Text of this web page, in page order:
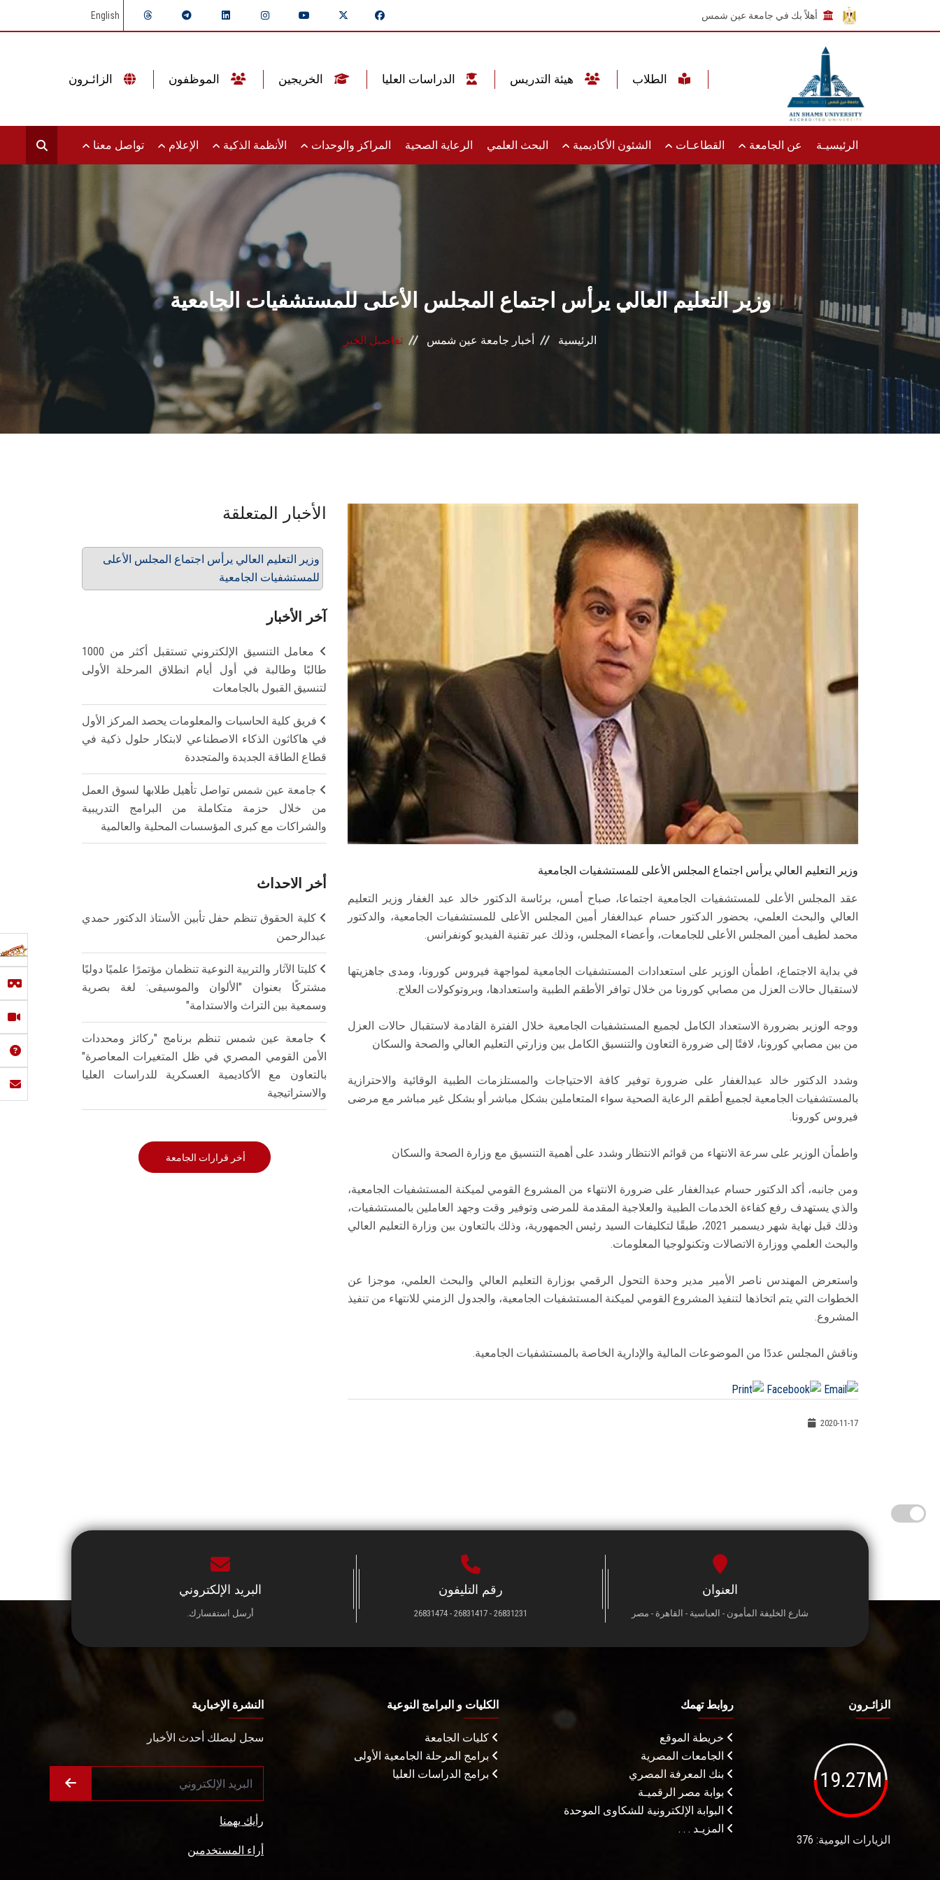
أهلاً بك في جامعة عين شمس English
الرئيسيـة عن الجامعة القطاعـات الشئون الأكاديمية البحث العلمي الرعاية الصحية المراكز والوحدات الأنظمة الذكية الإعلام تواصل معنا
وزير التعليم العالي يرأس اجتماع المجلس الأعلى للمستشفيات الجامعية
الرئيسية أخبار جامعة عين شمس تفاصيل الخبر
وزير التعليم العالي يرأس اجتماع المجلس الأعلى للمستشفيات الجامعية
عقد المجلس الأعلى للمستشفيات الجامعية اجتماعا، صباح أمس، برئاسة الدكتور خالد عبد الغفار وزير التعليم
العالي والبحث العلمي، بحضور الدكتور حسام عبدالغفار أمين المجلس الأعلى للمستشفيات الجامعية، والدكتور
محمد لطيف أمين المجلس الأعلى للجامعات، وأعضاء المجلس، وذلك عبر تقنية الفيديو كونفرانس.
في بداية الاجتماع، اطمأن الوزير على استعدادات المستشفيات الجامعية لمواجهة فيروس كورونا، ومدى جاهزيتها
لاستقبال حالات العزل من مصابي كورونا من خلال توافر الأطقم الطبية واستعدادها، وبروتوكولات العلاج.
ووجه الوزير بضرورة الاستعداد الكامل لجميع المستشفيات الجامعية خلال الفترة القادمة لاستقبال حالات العزل
من بين مصابي كورونا، لافتًا إلى ضرورة التعاون والتنسيق الكامل بين وزارتي التعليم العالي والصحة والسكان
وشدد الدكتور خالد عبدالغفار على ضرورة توفير كافة الاحتياجات والمستلزمات الطبية الوقائية والاحترازية
بالمستشفيات الجامعية لجميع أطقم الرعاية الصحية سواء المتعاملين بشكل مباشر أو بشكل غير مباشر مع مرضى
فيروس كورونا.
واطمأن الوزير على سرعة الانتهاء من قوائم الانتظار وشدد على أهمية التنسيق مع وزارة الصحة والسكان
ومن جانبه، أكد الدكتور حسام عبدالغفار على ضرورة الانتهاء من المشروع القومي لميكنة المستشفيات الجامعية،
والذي يستهدف رفع كفاءة الخدمات الطبية والعلاجية المقدمة للمرضى وتوفير وقت وجهد العاملين بالمستشفيات،
وذلك قبل نهاية شهر ديسمبر 2021، طبقًا لتكليفات السيد رئيس الجمهورية، وذلك بالتعاون بين وزارة التعليم العالي
والبحث العلمي ووزارة الاتصالات وتكنولوجيا المعلومات.
واستعرض المهندس ناصر الأمير مدير وحدة التحول الرقمي بوزارة التعليم العالي والبحث العلمي، موجزا عن
الخطوات التي يتم اتخاذها لتنفيذ المشروع القومي لميكنة المستشفيات الجامعية، والجدول الزمني للانتهاء من تنفيذ
المشروع.
وناقش المجلس عددًا من الموضوعات المالية والإدارية الخاصة بالمستشفيات الجامعية.
2020-11-17
الأخبار المتعلقة
وزير التعليم العالي يرأس اجتماع المجلس الأعلى
للمستشفيات الجامعية
آخر الأخبار
معامل التنسيق الإلكتروني تستقبل أكثر من 1000
طالبًا وطالبة في أول أيام انطلاق المرحلة الأولى
لتنسيق القبول بالجامعات
فريق كلية الحاسبات والمعلومات يحصد المركز الأول
في هاكاثون الذكاء الاصطناعي لابتكار حلول ذكية في
قطاع الطاقة الجديدة والمتجددة
جامعة عين شمس تواصل تأهيل طلابها لسوق العمل
من خلال حزمة متكاملة من البرامج التدريبية
والشراكات مع كبرى المؤسسات المحلية والعالمية
أخر الاحداث
كلية الحقوق تنظم حفل تأبين الأستاذ الدكتور حمدي
عبدالرحمن
كليتا الآثار والتربية النوعية تنظمان مؤتمرًا علميًا دوليًا
مشتركًا بعنوان "الألوان والموسيقى: لغة بصرية
وسمعية بين التراث والاستدامة"
جامعة عين شمس تنظم برنامج "ركائز ومحددات
الأمن القومي المصري في ظل المتغيرات المعاصرة"
بالتعاون مع الأكاديمية العسكرية للدراسات العليا
والاستراتيجية
أخر قرارات الجامعة
العنوان
شارع الخليفة المأمون - العباسية - القاهرة - مصر
رقم التليفون
26831231 - 26831417 - 26831474
البريد الإلكتروني
أرسل استفسارك.
الزائـرون
19.27M
الزيارات اليومية: 376
روابط تهمك
خريطة الموقع
الجامعات المصرية
بنك المعرفة المصري
بوابة مصر الرقميـة
البوابة الإلكترونية للشكاوى الموحدة
المزيـد . . .
الكليات و البرامج النوعية
كليات الجامعة
برامج المرحلة الجامعية الأولى
برامج الدراسات العليا
النشرة الإخبارية
سجل ليصلك أحدث الأخبار
رأيك يهمنا
أراء المستخدمين